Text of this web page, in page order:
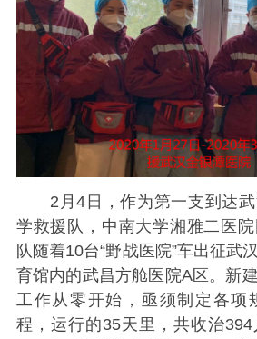
2月4日，作为第一支到达武
学救援队，中南大学湘雅二医
队随着10台“野战医院”车出征武
育馆内的武昌方舱医院A区。新
工作从零开始，亟须制定各项
程，运行的35天里，共收治